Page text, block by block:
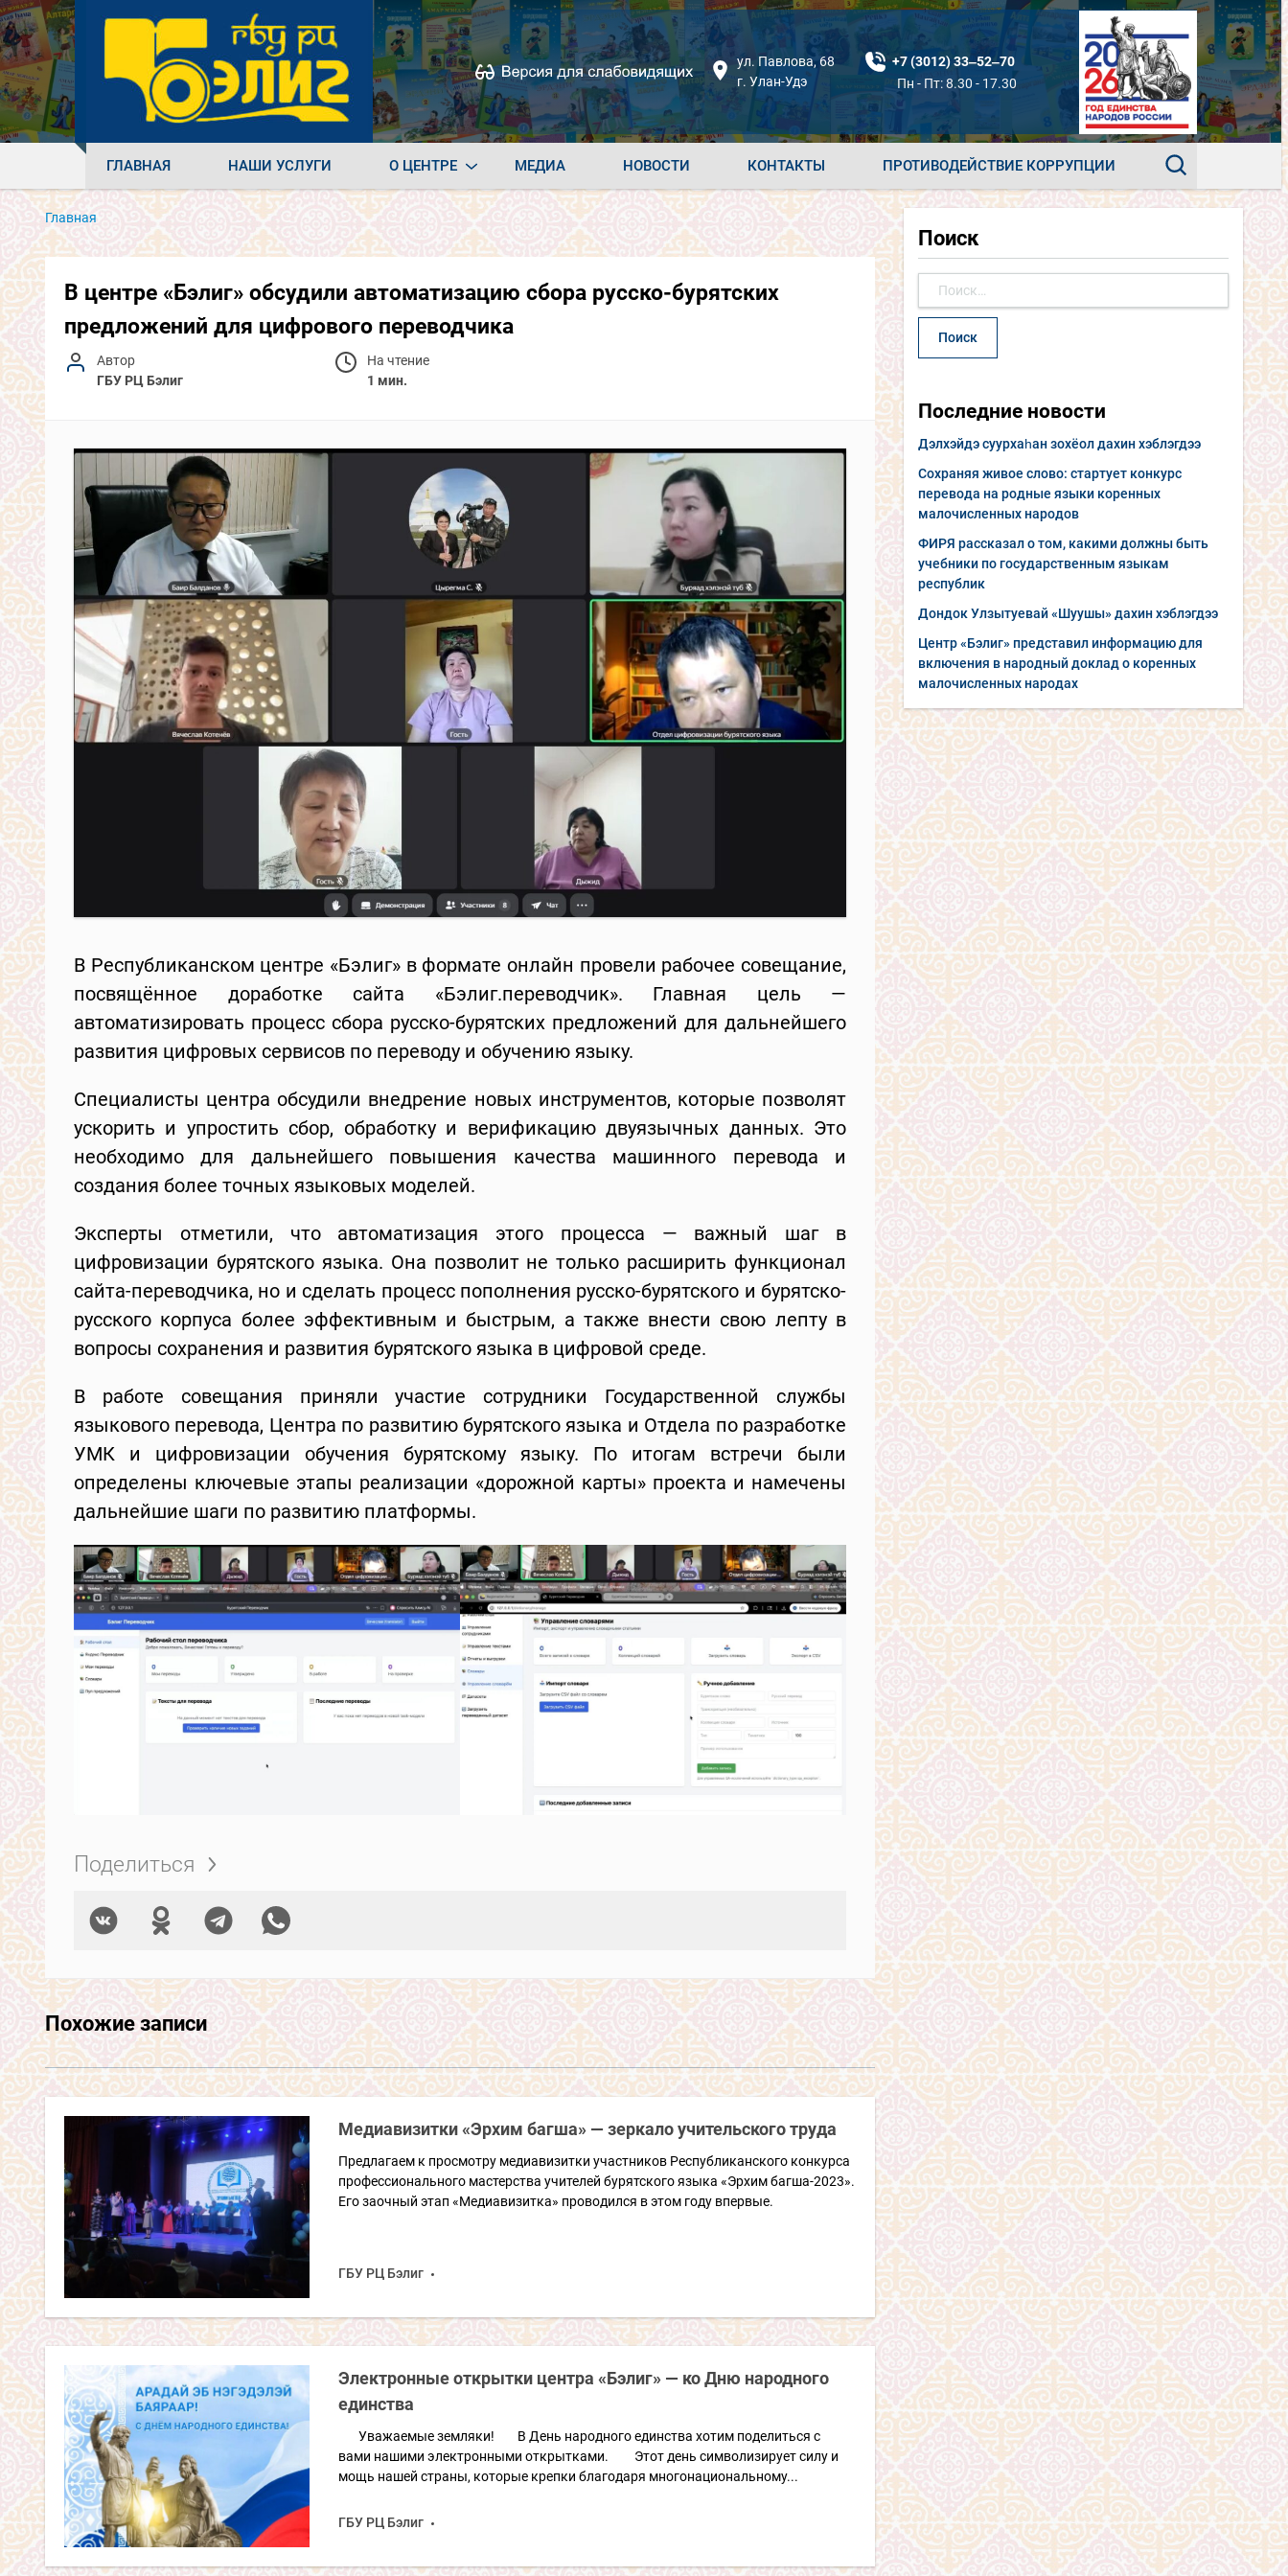
ул. Павлова, 68
г. Улан-Удэ
+7 (3012) 33‒52‒70
Пн - Пт: 8.30 - 17.30
ГЛАВНАЯ НАШИ УСЛУГИ О ЦЕНТРЕ МЕДИА НОВОСТИ КОНТАКТЫ ПРОТИВОДЕЙСТВИЕ КОРРУПЦИИ
Главная
В центре «Бэлиг» обсудили автоматизацию сбора русско-бурятских
предложений для цифрового переводчика
Автор
ГБУ РЦ Бэлиг
На чтение
1 мин.
В Республиканском центре «Бэлиг» в формате онлайн провели рабочее совещание,
посвящённое доработке сайта «Бэлиг.переводчик». Главная цель —
автоматизировать процесс сбора русско-бурятских предложений для дальнейшего
развития цифровых сервисов по переводу и обучению языку.
Специалисты центра обсудили внедрение новых инструментов, которые позволят
ускорить и упростить сбор, обработку и верификацию двуязычных данных. Это
необходимо для дальнейшего повышения качества машинного перевода и
создания более точных языковых моделей.
Эксперты отметили, что автоматизация этого процесса — важный шаг в
цифровизации бурятского языка. Она позволит не только расширить функционал
сайта-переводчика, но и сделать процесс пополнения русско-бурятского и бурятско-
русского корпуса более эффективным и быстрым, а также внести свою лепту в
вопросы сохранения и развития бурятского языка в цифровой среде.
В работе совещания приняли участие сотрудники Государственной службы
языкового перевода, Центра по развитию бурятского языка и Отдела по разработке
УМК и цифровизации обучения бурятскому языку. По итогам встречи были
определены ключевые этапы реализации «дорожной карты» проекта и намечены
дальнейшие шаги по развитию платформы.
Поделиться
Похожие записи
Медиавизитки «Эрхим багша» — зеркало учительского труда
Предлагаем к просмотру медиавизитки участников Республиканского конкурса
профессионального мастерства учителей бурятского языка «Эрхим багша-2023».
Его заочный этап «Медиавизитка» проводился в этом году впервые.
ГБУ РЦ Бэлиг
Электронные открытки центра «Бэлиг» — ко Дню народного
единства
Уважаемые земляки! В День народного единства хотим поделиться с
вами нашими электронными открытками. Этот день символизирует силу и
мощь нашей страны, которые крепки благодаря многонациональному...
ГБУ РЦ Бэлиг
Поиск
Последние новости
Дэлхэйдэ суурхаһан зохёол дахин хэблэгдээ
Сохраняя живое слово: стартует конкурс
перевода на родные языки коренных
малочисленных народов
ФИРЯ рассказал о том, какими должны быть
учебники по государственным языкам
республик
Дондок Улзытуевай «Шуушы» дахин хэблэгдээ
Центр «Бэлиг» представил информацию для
включения в народный доклад о коренных
малочисленных народах